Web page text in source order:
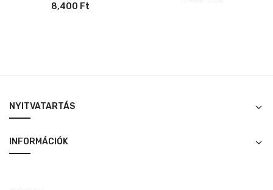
8,400 Ft
NYITVATARTÁS
INFORMÁCIÓK